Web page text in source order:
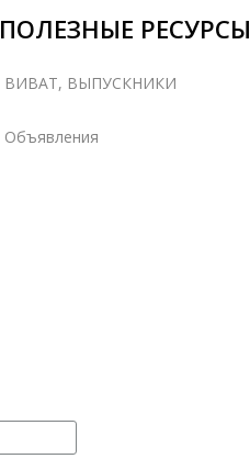
ПОЛЕЗНЫЕ РЕСУРСЫ
ВИВАТ, ВЫПУСКНИКИ
Объявления